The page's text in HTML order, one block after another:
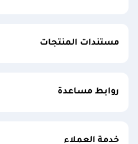
مستندات المنتجات
روابط مساعدة
خدمة العملاء